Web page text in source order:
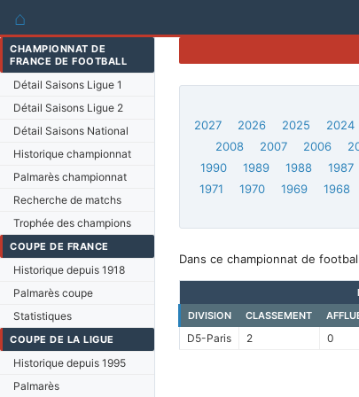
⌂
CHAMPIONNAT DE
FRANCE DE FOOTBALL
Détail Saisons Ligue 1
Détail Saisons Ligue 2
Détail Saisons National
Historique championnat
Palmarès championnat
Recherche de matchs
Trophée des champions
COUPE DE FRANCE
Historique depuis 1918
Palmarès coupe
Statistiques
COUPE DE LA LIGUE
Historique depuis 1995
Palmarès
2027
2026 2025 2024
2008
2007 2006
1990
1989 1988 1987
1971
1970 1969 1968
Dans ce championnat de
DIVISION
CLASSEMENT
D5-Paris 2 0